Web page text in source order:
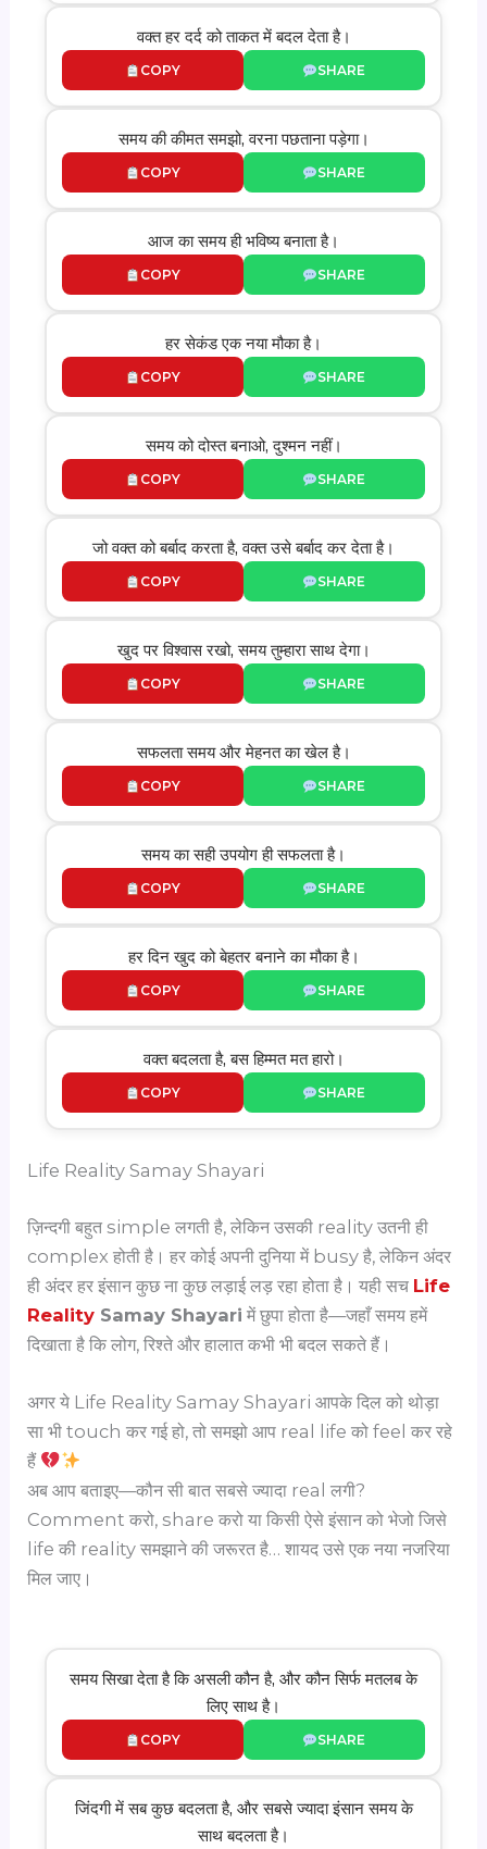
वक्त हर दर्द को ताकत में बदल देता है।
COPY SHARE
समय की कीमत समझो, वरना पछताना पड़ेगा।
COPY SHARE
आज का समय ही भविष्य बनाता है।
COPY SHARE
हर सेकंड एक नया मौका है।
COPY SHARE
समय को दोस्त बनाओ, दुश्मन नहीं।
COPY SHARE
जो वक्त को बर्बाद करता है, वक्त उसे बर्बाद कर देता है।
COPY SHARE
खुद पर विश्वास रखो, समय तुम्हारा साथ देगा।
COPY SHARE
सफलता समय और मेहनत का खेल है।
COPY SHARE
समय का सही उपयोग ही सफलता है।
COPY SHARE
हर दिन खुद को बेहतर बनाने का मौका है।
COPY SHARE
वक्त बदलता है, बस हिम्मत मत हारो।
COPY SHARE
Life Reality Samay Shayari
ज़िन्दगी बहुत simple लगती है, लेकिन उसकी reality उतनी ही
complex होती है। हर कोई अपनी दुनिया में busy है, लेकिन अंदर
ही अंदर हर इंसान कुछ ना कुछ लड़ाई लड़ रहा होता है। यही सच Life
Reality Samay Shayari में छुपा होता है—जहाँ समय हमें
दिखाता है कि लोग, रिश्ते और हालात कभी भी बदल सकते हैं।
अगर ये Life Reality Samay Shayari आपके दिल को थोड़ा
सा भी touch कर गई हो, तो समझो आप real life को feel कर रहे
हैं
अब आप बताइए—कौन सी बात सबसे ज्यादा real लगी?
Comment करो, share करो या किसी ऐसे इंसान को भेजो जिसे
life की reality समझाने की जरूरत है… शायद उसे एक नया नजरिया
मिल जाए।
समय सिखा देता है कि असली कौन है, और कौन सिर्फ मतलब के
लिए साथ है।
COPY SHARE
जिंदगी में सब कुछ बदलता है, और सबसे ज्यादा इंसान समय के
साथ बदलता है।